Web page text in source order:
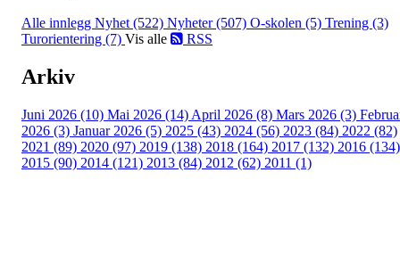
Alle innlegg Nyhet (522) Nyheter (507) O-skolen (5) Trening (3)
Turorientering (7) Vis alle RSS
Arkiv
Juni 2026 (10) Mai 2026 (14) April 2026 (8) Mars 2026 (3)
2026 (3) Januar 2026 (5) 2025 (43) 2024 (56) 2023 (84) 2022 (82)
2021 (89) 2020 (97) 2019 (138) 2018 (164) 2017 (132) 2016 (134)
2015 (90) 2014 (121) 2013 (84) 2012 (62) 2011 (1)